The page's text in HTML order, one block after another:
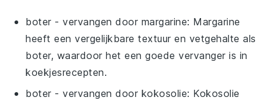
boter - vervangen door margarine: Margarine
heeft een vergelijkbare textuur en vetgehalte als
boter, waardoor het een goede vervanger is in
koekjesrecepten.
boter - vervangen door kokosolie: Kokosolie